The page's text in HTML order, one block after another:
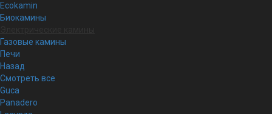
Ecokamin
Биокамины
Газовые камины
Печи
Назад
Смотреть все
Guca
Panadero